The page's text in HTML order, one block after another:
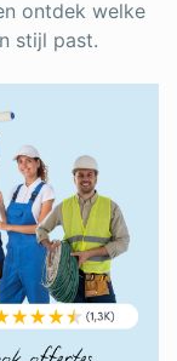
ontdek welke
stijl past.